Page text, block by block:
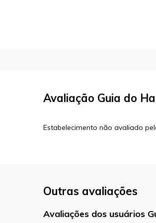
Avaliação Guia do
Estabelecimento não avaliado
Outras avaliações
Avaliações dos usuários